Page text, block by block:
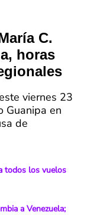
C.
horas
viernes 23
Guanipa en
de
todos los vuelos
a Venezuela;